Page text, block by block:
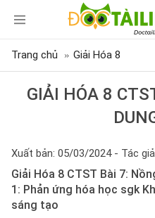
Trang chủ Giải Hóa 8
GIẢI HÓA 8
Xuất bản: 05/03/2024 - Tác
Giải Hóa 8 CTST Bài 7:
1: Phản ứng hóa học sgk
sáng tạo